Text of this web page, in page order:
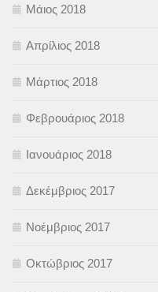
Μάιος 2018
Απρίλιος 2018
Μάρτιος 2018
Φεβρουάριος 2018
Ιανουάριος 2018
Δεκέμβριος 2017
Νοέμβριος 2017
Οκτώβριος 2017